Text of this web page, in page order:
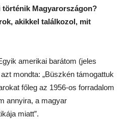
történik Magyarországon?
akikkel találkozol, mit
amerikai barátom (jeles
mondta: „Büszkén támogattuk
főleg az 1956-os forradalom
annyira, a magyar
miatt”.